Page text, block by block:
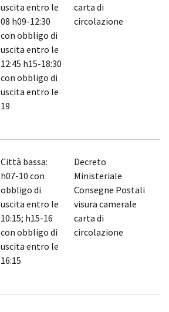
uscita entro le
08 h09-12:30
con obbligo di
uscita entro le
12:45 h15-18:30
con obbligo di
uscita entro le
19
carta di
circolazione
Città bassa:
h07-10 con
obbligo di
uscita entro le
10:15; h15-16
con obbligo di
uscita entro le
16:15
Decreto
Ministeriale
Consegne Postali
visura camerale
carta di
circolazione